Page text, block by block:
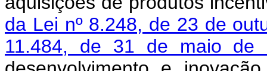
da Lei nº 8.248, de 23 de
11.484, de 31 de maio de